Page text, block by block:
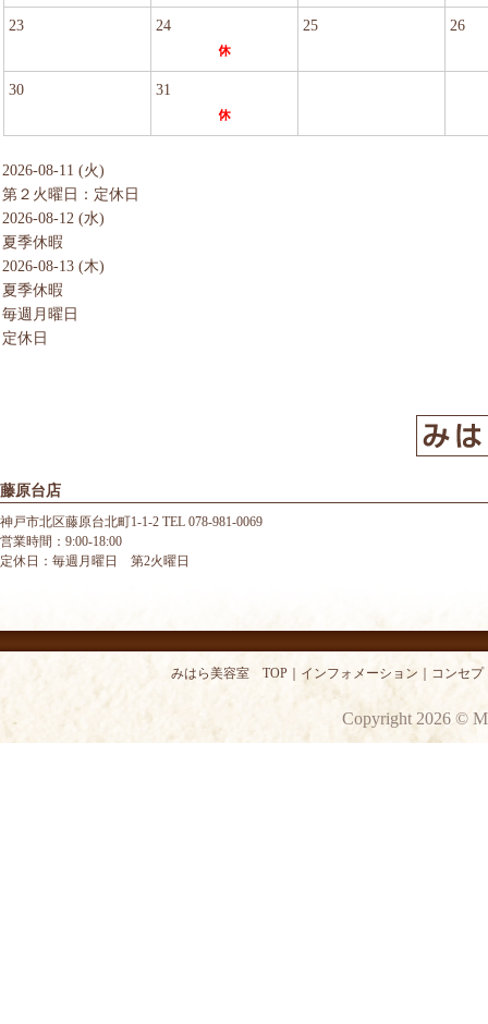
23 24 25 26
30 31
2026-08-11 (火)
第２火曜日：定休日
2026-08-12 (水)
夏季休暇
2026-08-13 (木)
夏季休暇
毎週月曜日
定休日
藤原台店
神戸市北区藤原台北町1-1-2 TEL 078-981-0069
営業時間：9:00-18:00
定休日：毎週月曜日 第2火曜日
みはら美容室 TOP インフォメーション コンセプ
Copyright 2026 ©